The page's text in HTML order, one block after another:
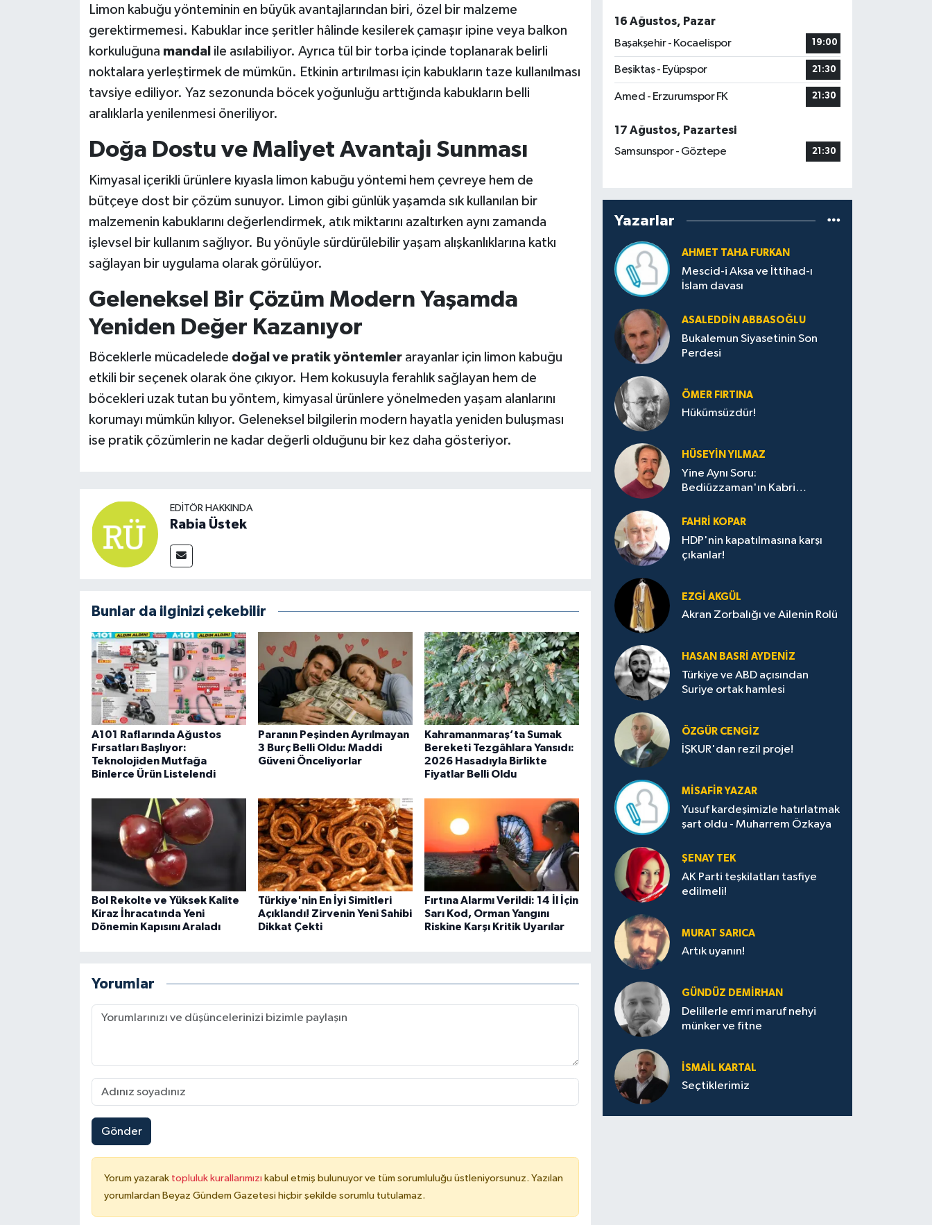
Limon kabuğu yönteminin en büyük avantajlarından biri, özel bir malzeme
gerektirmemesi. Kabuklar ince şeritler hâlinde kesilerek çamaşır ipine veya balkon
korkuluğuna mandal ile asılabiliyor. Ayrıca tül bir torba içinde toplanarak belirli
noktalara yerleştirmek de mümkün. Etkinin artırılması için kabukların taze kullanılması
tavsiye ediliyor. Yaz sezonunda böcek yoğunluğu arttığında kabukların belli
aralıklarla yenilenmesi öneriliyor.
Doğa Dostu ve Maliyet Avantajı Sunması
Kimyasal içerikli ürünlere kıyasla limon kabuğu yöntemi hem çevreye hem de
bütçeye dost bir çözüm sunuyor. Limon gibi günlük yaşamda sık kullanılan bir
malzemenin kabuklarını değerlendirmek, atık miktarını azaltırken aynı zamanda
işlevsel bir kullanım sağlıyor. Bu yönüyle sürdürülebilir yaşam alışkanlıklarına katkı
sağlayan bir uygulama olarak görülüyor.
Geleneksel Bir Çözüm Modern Yaşamda
Yeniden Değer Kazanıyor
Böceklerle mücadelede doğal ve pratik yöntemlerarayanlar için limon kabuğu
etkili bir seçenek olarak öne çıkıyor. Hem kokusuyla ferahlık sağlayan hem de
böcekleri uzak tutan bu yöntem, kimyasal ürünlere yönelmeden yaşam alanlarını
korumayı mümkün kılıyor. Geleneksel bilgilerin modern hayatla yeniden buluşması
ise pratik çözümlerin ne kadar değerli olduğunu bir kez daha gösteriyor.
EDITÖR HAKKINDA
Rabia Üstek
Bunlar da ilginizi çekebilir
A101 Raflarında Ağustos
Fırsatları Başlıyor:
Teknolojiden Mutfağa
Binlerce Ürün Listelendi
Paranın Peşinden Ayrılmayan
3 Burç Belli Oldu: Maddi
Güveni Önceliyorlar
Kahramanmaraş’ta Sumak
Bereketi Tezgâhlara Yansıdı:
2026 Hasadıyla Birlikte
Fiyatlar Belli Oldu
Bol Rekolte ve Yüksek Kalite
Kiraz İhracatında Yeni
Dönemin Kapısını Araladı
Türkiye'nin En İyi Simitleri
Açıklandı! Zirvenin Yeni Sahibi
Dikkat Çekti
Fırtına Alarmı Verildi: 14 İl İçin
Sarı Kod, Orman Yangını
Riskine Karşı Kritik Uyarılar
Yorumlar
Gönder
Yorum yazarak topluluk kurallarımızı kabul etmiş bulunuyor ve tüm sorumluluğu üstleniyorsunuz. Yazılan
yorumlardan Beyaz Gündem Gazetesi hiçbir şekilde sorumlu tutulamaz.
16 Ağustos, Pazar
Başakşehir - Kocaelispor
19:00
Beşiktaş - Eyüpspor 21:30
Amed - Erzurumspor FK 21:30
17 Ağustos, Pazartesi
Samsunspor - Göztepe
21:30
Yazarlar
AHMET TAHA FURKAN
Mescid-i Aksa ve İttihad-ı
İslam davası
ASALEDDIN ABBASOĞLU
Bukalemun Siyasetinin Son
Perdesi
ÖMER FIRTINA
Hükümsüzdür!
HÜSEYIN YILMAZ
Yine Aynı Soru:
Bediüzzaman'ın Kabri
FAHRI KOPAR
HDP'nin kapatılmasına karşı
çıkanlar!
EZGI AKGÜL
Akran Zorbalığı ve Ailenin Rolü
HASAN BASRI AYDENIZ
Türkiye ve ABD açısından
Suriye ortak hamlesi
ÖZGÜR CENGIZ
İŞKUR'dan rezil proje!
MISAFIR YAZAR
Yusuf kardeşimizle hatırlatmak
şart oldu - Muharrem Özkaya
ŞENAY TEK
AK Parti teşkilatları tasfiye
edilmeli!
MURAT SARICA
Artık uyanın!
GÜNDÜZ DEMIRHAN
Delillerle emri maruf nehyi
münker ve fitne
İSMAIL KARTAL
Seçtiklerimiz